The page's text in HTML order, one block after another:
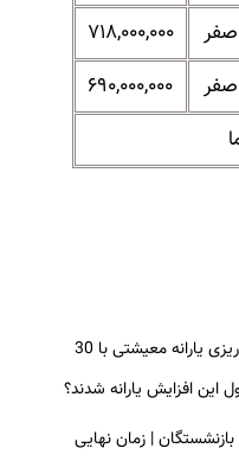
صفر
۷۱۸,۰۰۰,۰۰۰
صفر
۶۹۰,۰۰۰,۰۰۰
پرداخت کالابرگ برای مادران | واریزی یارانه معیشتی با 30
افزایش یارانه شدند؟
| زمان نهایی